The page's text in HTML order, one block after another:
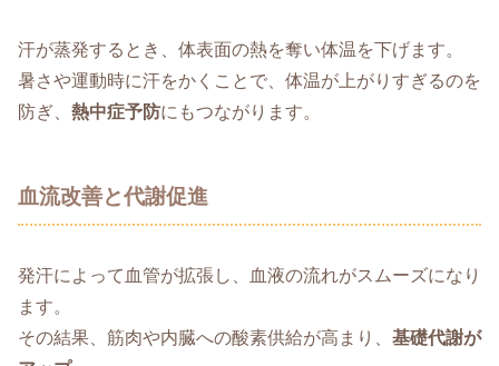
汗が蒸発するとき、体表面の熱を奪い体温を下げます。
暑さや運動時に汗をかくことで、体温が上がりすぎるのを
防ぎ、 熱中症予防にもつながります。
血流改善と代謝促進
発汗によって血管が拡張し、血液の流れがスムーズになり
ます。
その結果、筋肉や内臓への酸素供給が高まり、 基礎代謝が